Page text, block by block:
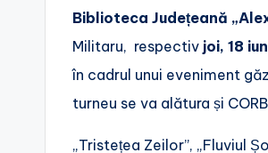
Biblioteca Județeană
Militaru, respectiv joi, 18
în cadrul unui eveniment
turneu se va alătura și
„Tristețea Zeilor”, „Fluviul